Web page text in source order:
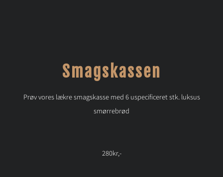
Smagskassen
Prøv vores lækre smagskasse med 6 uspecificeret stk. luksus
smørrebrød
280kr,-